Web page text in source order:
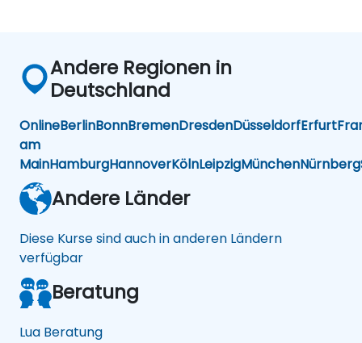
Andere Regionen in
Deutschland
OnlineBerlinBonnBremenDresdenDüsseldorfErfurt
am
MainHamburgHannoverKölnLeipzigMünchenNürnberg
Andere Länder
Diese Kurse sind auch in anderen Ländern
verfügbar
Beratung
Lua Beratung